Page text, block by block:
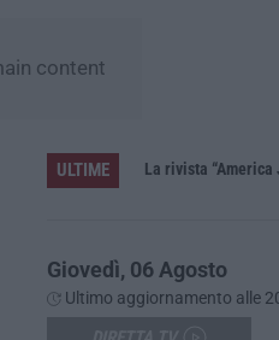
content
ULTIME La rivista
Giovedì, 06 Agosto
Ultimo aggiornamento alle